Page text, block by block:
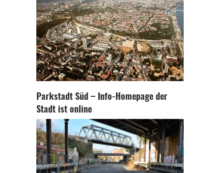
Parkstadt Süd – Info-Homepage der
Stadt ist online